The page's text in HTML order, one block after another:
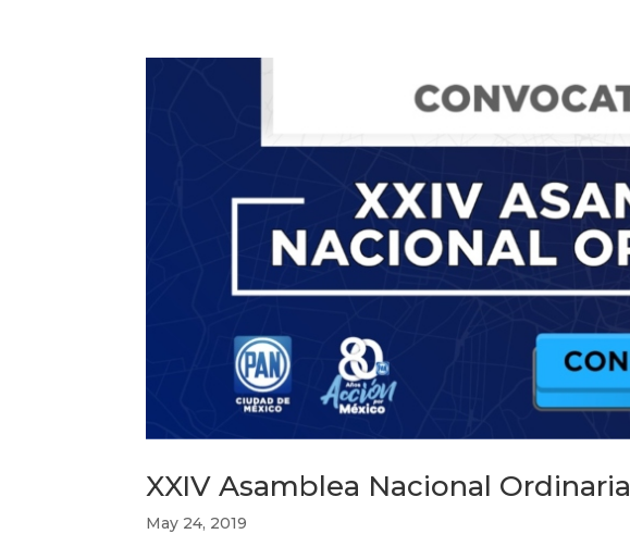
XXIV Asamblea Nacional Ordinaria
May 24, 2019